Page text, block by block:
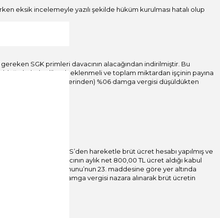
eksik incelemeyle yazılı şekilde hüküm kurulması hatalı olup
SGK primleri davacının alacağından indirilmiştir. Bu
kabul edilerek eklenmeli ve toplam miktardan işçinin payına
brüt miktar üzerinden) %06 damga vergisi düşüldükten
sayılı dosyada TİS’den hareketle brüt ücret hesabı yapılmış ve
hareketle davacının aylık net 800,00 TL ücret aldığı kabul
Gelir Vergisi Kanunu’nun 23. maddesine göre yer altında
gelir vergisi ve damga vergisi nazara alınarak brüt ücretin